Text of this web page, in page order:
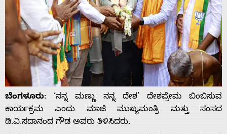
ಬೆಂಗಳೂರು: ‘ನನ್ನ ಮಣ್ಣು ನನ್ನ ದೇಶ’ ದೇಶಪ್ರೇಮ ಬಿಂಬಿಸುವ
ಕಾರ್ಯಕ್ರಮ ಎಂದು ಮಾಜಿ ಮುಖ್ಯಮಂತ್ರಿ ಮತ್ತು ಸಂಸದ
ಡಿ.ವಿ.ಸದಾನಂದ ಗೌಡ ಅವರು ತಿಳಿಸಿದರು.